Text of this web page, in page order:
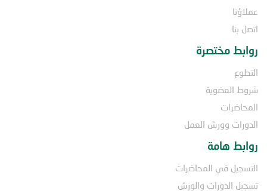
عملاؤنا
اتصل بنا
روابط مختصرة
التطوع
شروط العضوية
المحاضرات
الدورات وورش العمل
روابط هامة
التسجيل في المحاضرات
تسجيل الدورات والورش